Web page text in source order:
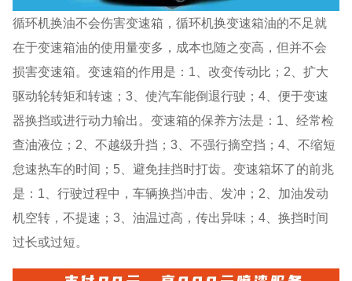
循环机换油不会伤害变速箱，循环机换变速箱油的不足就
在于变速箱油的使用量变多，成本也随之变高，但并不会
损害变速箱。变速箱的作用是：1、改变传动比；2、扩大
驱动轮转矩和转速；3、使汽车能倒退行驶；4、便于变速
器换挡或进行动力输出。变速箱的保养方法是：1、经常检
查油液位；2、不越级升挡；3、不强行摘空挡；4、不缩短
怠速热车的时间；5、避免挂挡时打齿。变速箱坏了的前兆
是：1、行驶过程中，车辆换挡冲击、发冲；2、加油发动
机空转，不提速；3、油温过高，传出异味；4、换挡时间
过长或过短。